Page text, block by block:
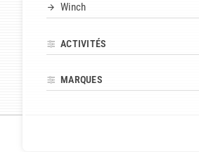
Winch
ACTIVITÉS
MARQUES